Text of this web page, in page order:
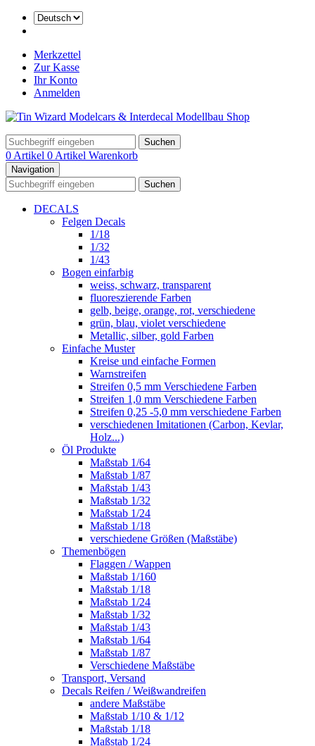
Merkzettel
Zur Kasse
Ihr Konto
Anmelden
Suchen
0 Artikel 0 Artikel Warenkorb
Navigation
Suchen
DECALS
Felgen Decals
1/18
1/32
1/43
Bogen einfarbig
weiss, schwarz, transparent
fluoreszierende Farben
gelb, beige, orange, rot, verschiedene
grün, blau, violet verschiedene
Metallic, silber, gold Farben
Einfache Muster
Kreise und einfache Formen
Warnstreifen
Streifen 0,5 mm Verschiedene Farben
Streifen 1,0 mm Verschiedene Farben
Streifen 0,25 -5,0 mm verschiedene Farben
verschiedenen Imitationen (Carbon, Kevlar,
Holz...)
Öl Produkte
Maßstab 1/64
Maßstab 1/87
Maßstab 1/43
Maßstab 1/32
Maßstab 1/24
Maßstab 1/18
verschiedene Größen (Maßstäbe)
Themenbögen
Flaggen / Wappen
Maßstab 1/160
Maßstab 1/18
Maßstab 1/24
Maßstab 1/32
Maßstab 1/43
Maßstab 1/64
Maßstab 1/87
Verschiedene Maßstäbe
Transport, Versand
Decals Reifen / Weißwandreifen
andere Maßstäbe
Maßstab 1/10 & 1/12
Maßstab 1/18
Maßstab 1/24